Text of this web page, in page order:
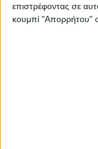
επιστρέφοντας σε
κουμπί "Απορρήτου"
Όλες